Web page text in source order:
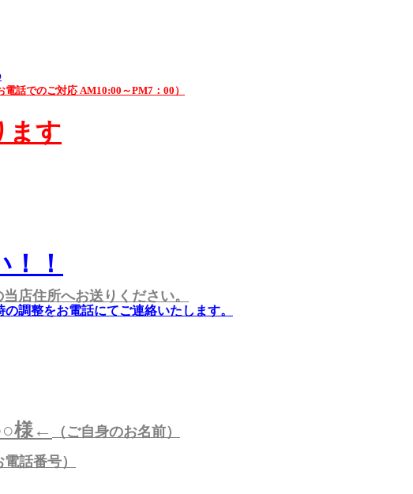
電話でのご対応 AM10:00～PM7：00）
ます
！
店住所へお送りください。
調整をお電話にてご連絡いたします。
様←
（ご自身のお名前）
電話番号）